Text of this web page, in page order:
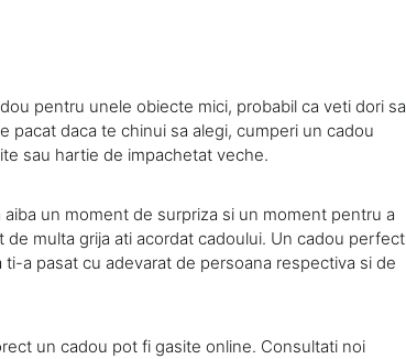
pentru unele obiecte mici, probabil ca veti dori sa
pacat daca te chinui sa alegi, cumperi un cadou
sau hartie de impachetat veche.
un moment de surpriza si un moment pentru a
multa grija ati acordat cadoului. Un cadou perfect
a pasat cu adevarat de persoana respectiva si de
un cadou pot fi gasite online. Consultati noi